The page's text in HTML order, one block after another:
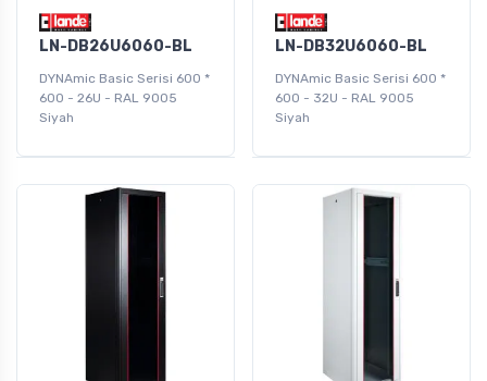
LN-DB26U6060-BL
DYNAmic Basic Serisi 600 *
600 - 26U - RAL 9005
Siyah
LN-DB32U6060-BL
DYNAmic Basic Serisi 600 *
600 - 32U - RAL 9005
Siyah